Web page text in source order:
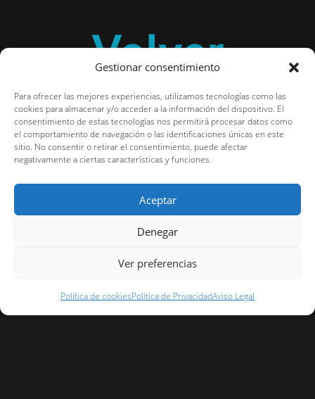
Gestionar consentimiento
Para ofrecer las mejores experiencias, utilizamos tecnologías como las
cookies para almacenar y/o acceder a la información del dispositivo. El
consentimiento de estas tecnologías nos permitirá procesar datos como
el comportamiento de navegación o las identificaciones únicas en este
sitio. No consentir o retirar el consentimiento, puede afectar
negativamente a ciertas características y funciones.
Aceptar
Denegar
Ver preferencias
Política de cookiesPolítica de PrivacidadAviso Legal
Volver